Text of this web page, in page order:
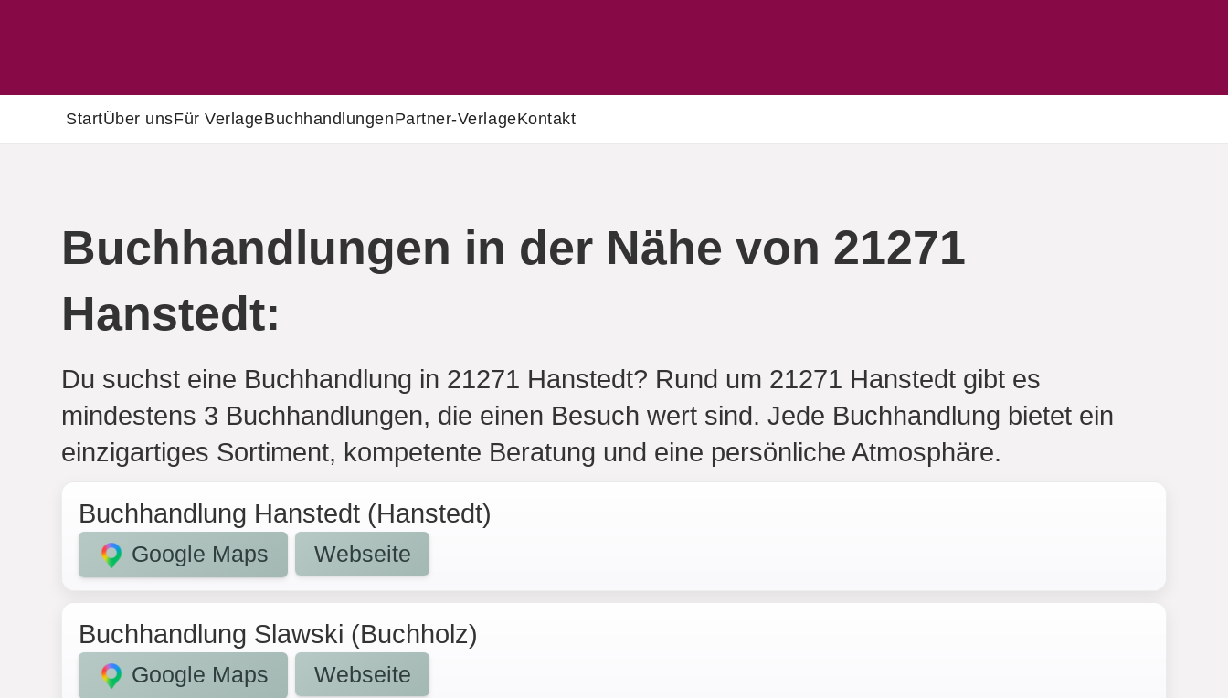
StartÜber unsFür VerlageBuchhandlungenPartner-VerlageKontakt
Buchhandlungen in der Nähe von 21271
Hanstedt:
Du suchst eine Buchhandlung in 21271 Hanstedt? Rund um 21271 Hanstedt gibt es
mindestens 3 Buchhandlungen, die einen Besuch wert sind. Jede Buchhandlung bietet ein
einzigartiges Sortiment, kompetente Beratung und eine persönliche Atmosphäre.
Buchhandlung Hanstedt (Hanstedt)
Google Maps Webseite
Buchhandlung Slawski (Buchholz)
Google Maps Webseite